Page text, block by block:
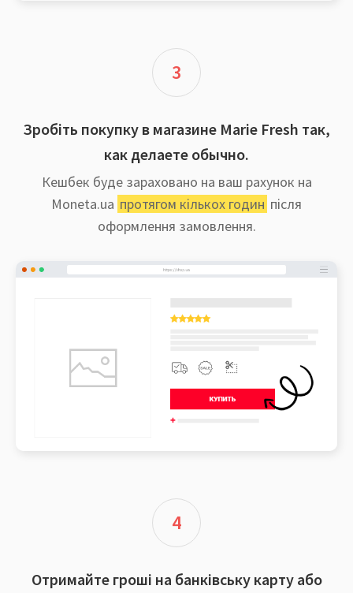
3
Зробіть покупку в магазине Marie Fresh так,
как делаете обычно.
Кешбек буде зараховано на ваш рахунок на
Moneta.ua протягом кількох годин після
оформлення замовлення.
4
Отримайте гроші на банківську карту або